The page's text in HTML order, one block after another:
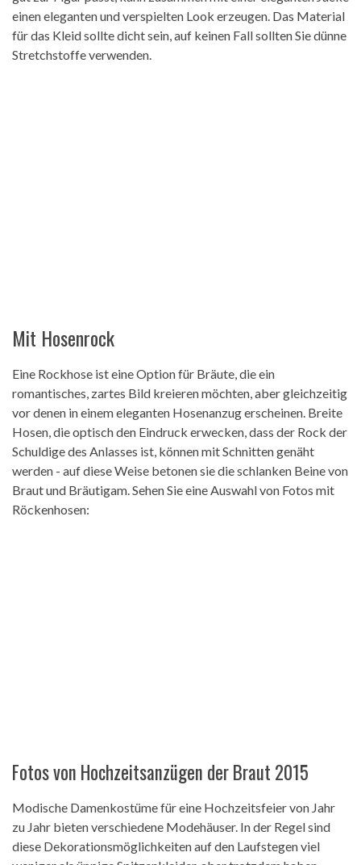
einen eleganten und verspielten Look erzeugen. Das Material
für das Kleid sollte dicht sein, auf keinen Fall sollten Sie dünne
Stretchstoffe verwenden.
Mit Hosenrock
Eine Rockhose ist eine Option für Bräute, die ein
romantisches, zartes Bild kreieren möchten, aber gleichzeitig
vor denen in einem eleganten Hosenanzug erscheinen. Breite
Hosen, die optisch den Eindruck erwecken, dass der Rock der
Schuldige des Anlasses ist, können mit Schnitten genäht
werden - auf diese Weise betonen sie die schlanken Beine von
Braut und Bräutigam. Sehen Sie eine Auswahl von Fotos mit
Röckenhosen:
Fotos von Hochzeitsanzügen der Braut 2015
Modische Damenkostüme für eine Hochzeitsfeier von Jahr
zu Jahr bieten verschiedene Modehäuser. In der Regel sind
diese Dekorationsmöglichkeiten auf den Laufstegen viel